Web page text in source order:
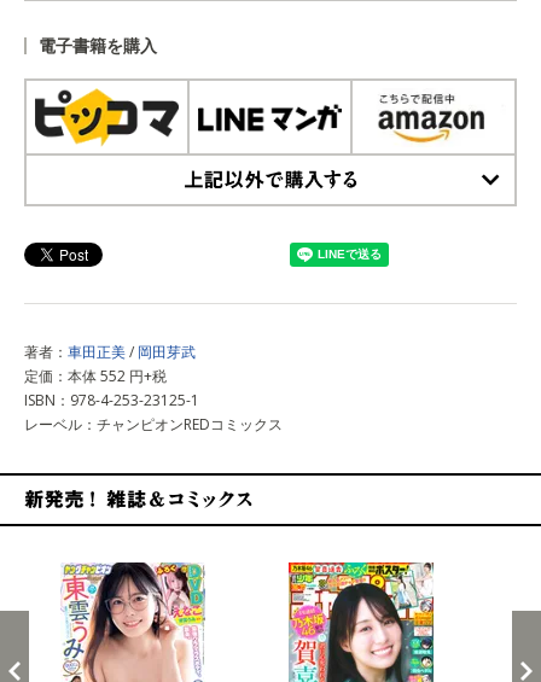
電子書籍を購入
著者： 車田正美/ 岡田芽武
定価：本体 552 円+税
ISBN：978-4-253-23125-1
レーベル：チャンピオンREDコミックス